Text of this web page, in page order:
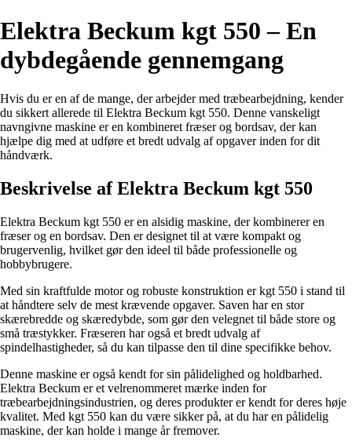
Elektra Beckum kgt 550 – En
dybdegående gennemgang
Hvis du er en af de mange, der arbejder med træbearbejdning, kender
du sikkert allerede til Elektra Beckum kgt 550. Denne vanskeligt
navngivne maskine er en kombineret fræser og bordsav, der kan
hjælpe dig med at udføre et bredt udvalg af opgaver inden for dit
håndværk.
Beskrivelse af Elektra Beckum kgt 550
Elektra Beckum kgt 550 er en alsidig maskine, der kombinerer en
fræser og en bordsav. Den er designet til at være kompakt og
brugervenlig, hvilket gør den ideel til både professionelle og
hobbybrugere.
Med sin kraftfulde motor og robuste konstruktion er kgt 550 i stand til
at håndtere selv de mest krævende opgaver. Saven har en stor
skærebredde og skæredybde, som gør den velegnet til både store og
små træstykker. Fræseren har også et bredt udvalg af
spindelhastigheder, så du kan tilpasse den til dine specifikke behov.
Denne maskine er også kendt for sin pålidelighed og holdbarhed.
Elektra Beckum er et velrenommeret mærke inden for
træbearbejdningsindustrien, og deres produkter er kendt for deres høje
kvalitet. Med kgt 550 kan du være sikker på, at du har en pålidelig
maskine, der kan holde i mange år fremover.